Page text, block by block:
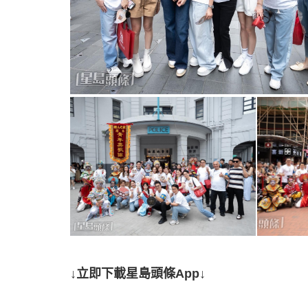
↓立即下載星島頭條App↓